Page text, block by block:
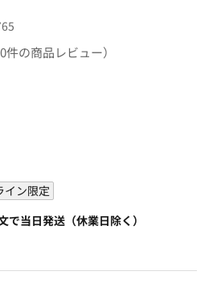
0件の商品レビュー）
イン限定
当日発送（休業日除く）